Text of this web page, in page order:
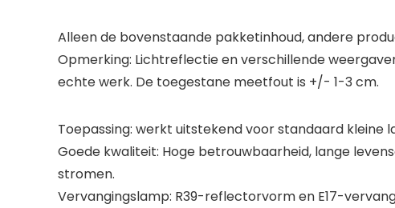
Alleen de bovenstaande pakketinhoud, andere
Opmerking: Lichtreflectie en verschillende
echte werk. De toegestane meetfout is +/- 1-3 cm.
Toepassing: werkt uitstekend voor standaard kleine
Goede kwaliteit: Hoge betrouwbaarheid, lange
stromen.
Vervangingslamp: R39-reflectorvorm en E17-